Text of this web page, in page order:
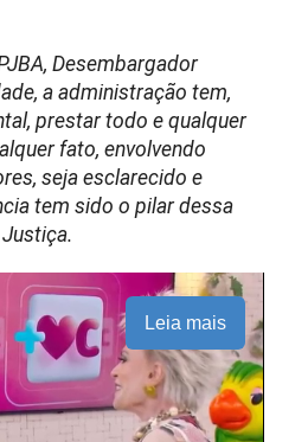
Desembargador
a administração tem,
prestar todo e qualquer
fato, envolvendo
seja esclarecido e
tem sido o pilar dessa
Leia mais